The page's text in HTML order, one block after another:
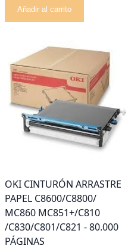
Añadir al carrito
OKI CINTURÓN ARRASTRE
PAPEL C8600/C8800/
MC860 MC851+/C810
/C830/C801/C821 - 80.000
PÁGINAS